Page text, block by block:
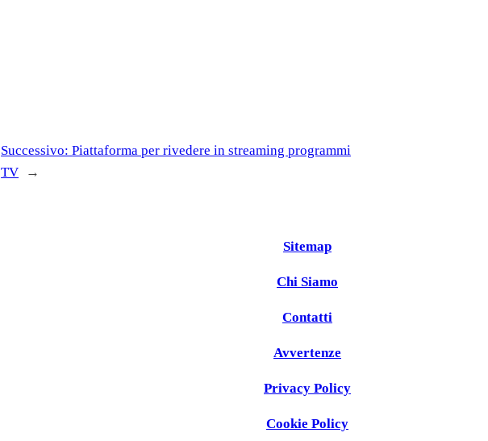
Successivo: Piattaforma per rivedere in streaming programmi
TV
→
Sitemap
Chi Siamo
Contatti
Avvertenze
Privacy Policy
Cookie Policy